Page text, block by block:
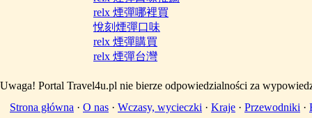
relx 煙彈哪裡買
悅刻煙彈口味
relx 煙彈購買
relx 煙彈台灣
Uwaga! Portal Travel4u.pl nie bierze odpowiedzialności za
Strona główna · O nas · Wczasy, wycieczki · Kraje · Przewodniki ·